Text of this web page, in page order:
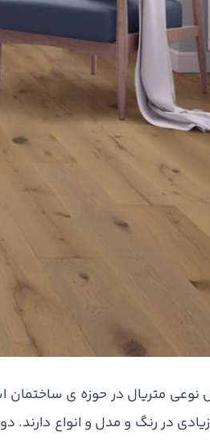
متریال در حوزه ی ساختمان
در رنگ و مدل و انواع